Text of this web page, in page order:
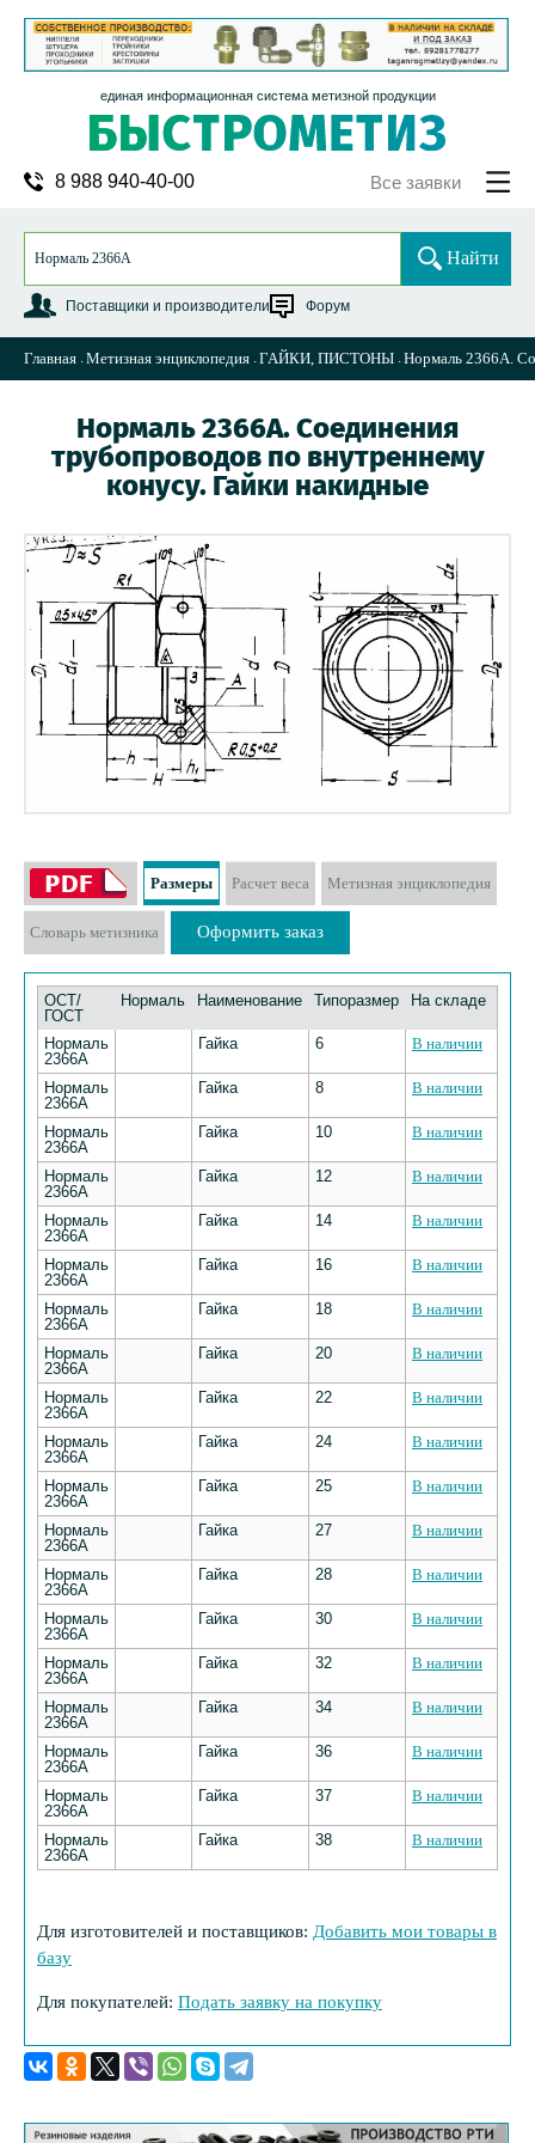
единая информационная система метизной продукции
8 988 940-40-00 Все заявки
Поставщики и производители Форум
Найти
Главная Метизная энциклопедия ГАЙКИ, ПИСТОНЫ Нормаль 2366А.
Нормаль 2366А. Соединения
трубопроводов по внутреннему
конусу. Гайки накидные
Размеры Расчет веса Метизная энциклопедия
Словарь метизника Оформить заказ
ОСТ/
ГОСТ
Нормаль Наименование Типоразмер На складе
Нормаль
2366А
Гайка 6 В наличии
Нормаль
2366А
Гайка 8 В наличии
Нормаль
2366А
Гайка 10 В наличии
Нормаль
2366А
Гайка 12 В наличии
Нормаль
2366А
Гайка 14 В наличии
Нормаль
2366А
Гайка 16 В наличии
Нормаль
2366А
Гайка 18 В наличии
Нормаль
2366А
Гайка 20 В наличии
Нормаль
2366А
Гайка 22 В наличии
Нормаль
2366А
Гайка 24 В наличии
Нормаль
2366А
Гайка 25 В наличии
Нормаль
2366А
Гайка 27 В наличии
Нормаль
2366А
Гайка 28 В наличии
Нормаль
2366А
Гайка 30 В наличии
Нормаль
2366А
Гайка 32 В наличии
Нормаль
2366А
Гайка 34 В наличии
Нормаль
2366А
Гайка 36 В наличии
Нормаль
2366А
Гайка 37 В наличии
Нормаль
2366А
Гайка 38 В наличии
Для изготовителей и поставщиков: Добавить мои товары в
базу
Для покупателей: Подать заявку на покупку